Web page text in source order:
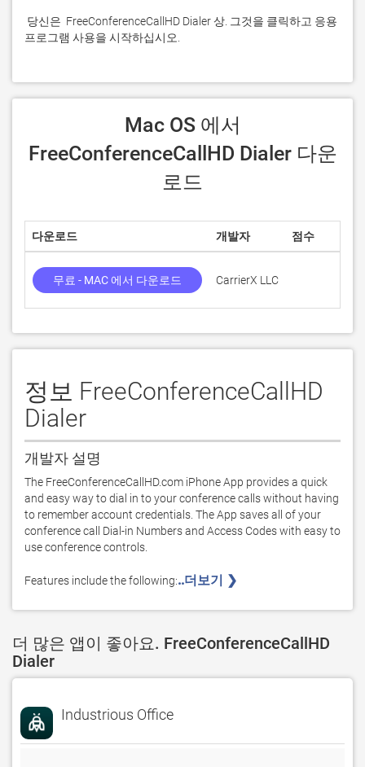
프로그램 사용을 시작하십시오.
FreeConferenceCallHD Dialer 다운
로드
다운로드 개발자 점수
무료 - MAC 에서 다운로드 CarrierX LLC
정보 FreeConferenceCallHD
Dialer
개발자 설명
The FreeConferenceCallHD.com iPhone App provides a quick
and easy way to dial in to your conference calls without having
to remember account credentials. The App saves all of your
conference call Dial-in Numbers and Access Codes with easy to
use conference controls.
Features include the following:..더보기 ❯
더 많은 앱이 좋아요. FreeConferenceCallHD
Dialer
Industrious Office